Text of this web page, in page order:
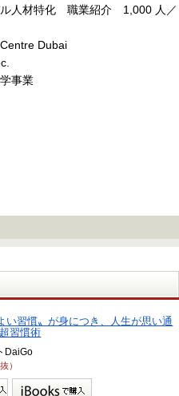
人材特化 職業紹介 1,000 人／
Dubai
事業
い習慣〟が身につき、人生が思い通
習慣術
DaiGo
）